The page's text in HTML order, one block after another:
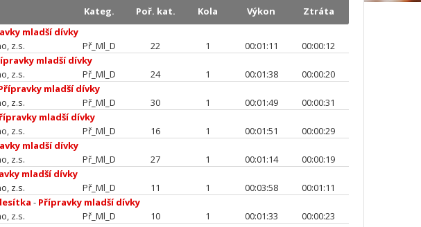
Kateg. Poř. kat. Kola Výkon
Ztráta
mladší dívky
z.s. Př_Ml_D 22 1 00:01:11
00:00:12
mladší dívky
z.s. Př_Ml_D 24 1 00:01:38
00:00:20
mladší dívky
z.s. Př_Ml_D 30 1 00:01:49
00:00:31
mladší dívky
z.s. Př_Ml_D 16 1 00:01:51
00:00:29
mladší dívky
z.s. Př_Ml_D 27 1 00:01:14
00:00:19
mladší dívky
z.s. Př_Ml_D 11 1 00:03:58
00:01:11
- Přípravky mladší dívky
z.s. Př_Ml_D 10 1 00:01:33
00:00:23